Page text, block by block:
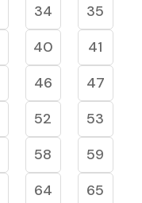
34
35
40
41
46
47
52
53
58
59
64
65